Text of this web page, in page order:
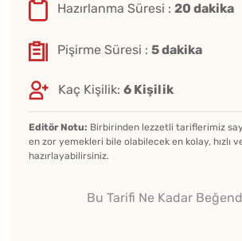
Hazırlanma Süresi : 20 dakika
Pişirme Süresi : 5 dakika
Kaç Kişilik: 6 Kişilik
Editör Notu: Birbirinden lezzetli tariflerimiz
en zor yemekleri bile olabilecek en kolay, hızlı
hazırlayabilirsiniz.
Bu Tarifi Ne Kadar